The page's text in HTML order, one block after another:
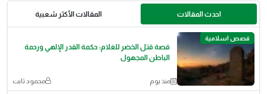
احدث المقالات المقالات الأكثر شعبية
قصص اسلامية
قصة قتل الخضر للغلام: حكمة القدر الإلهي ورحمة
الباطن المجهول
منذ يوم محمود ثابت